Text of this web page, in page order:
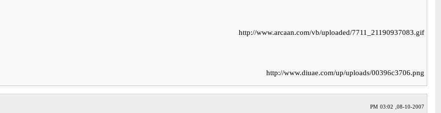
http://www.arcaan.com/vb/uploaded/7711_21190937083.gif
http://www.diuae.com/up/uploads/00396c3706.png
08-10-2007, 03:02 PM